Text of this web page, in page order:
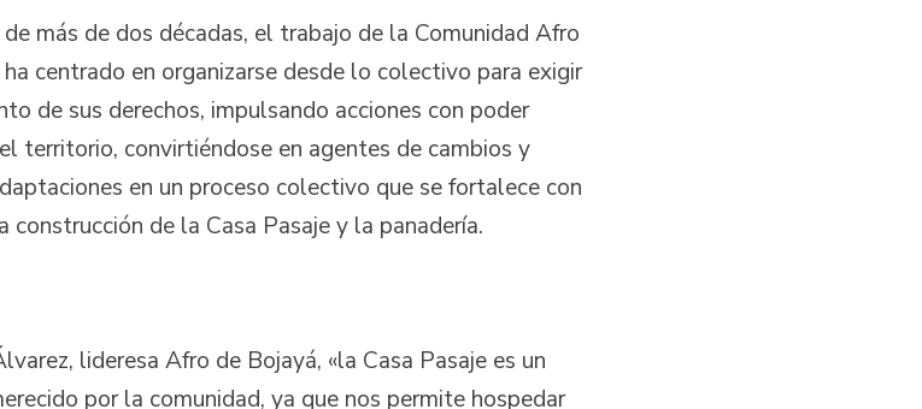
más de dos décadas, el trabajo de la Comunidad Afro
centrado en organizarse desde lo colectivo para exigir
de sus derechos, impulsando acciones con poder
territorio, convirtiéndose en agentes de cambios y
en un proceso colectivo que se fortalece con
construcción de la Casa Pasaje y la panadería.
lideresa Afro de Bojayá, «la Casa Pasaje es un
por la comunidad, ya que nos permite hospedar